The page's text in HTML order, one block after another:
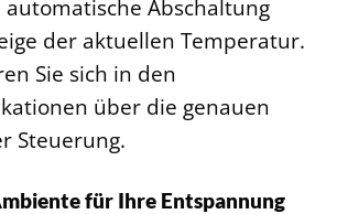
Abschaltung
der aktuellen Temperatur.
Sie sich in den
über die genauen
Steuerung.
für Ihre Entspannung